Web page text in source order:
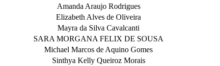
Amanda Araujo Rodrigues
Elizabeth Alves de Oliveira
Mayra da Silva Cavalcanti
SARA MORGANA FELIX DE SOUSA
Michael Marcos de Aquino Gomes
Sinthya Kelly Queiroz Morais